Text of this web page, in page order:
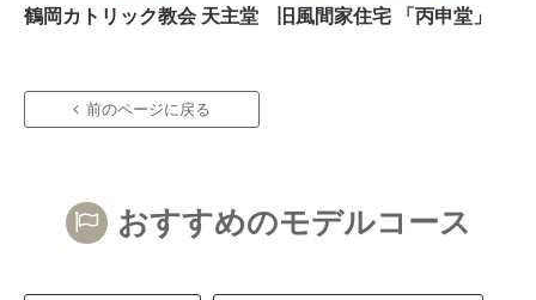
鶴岡カトリック教会 天主堂 旧風間家住宅 「丙申堂」
前のページに戻る
おすすめのモデルコース